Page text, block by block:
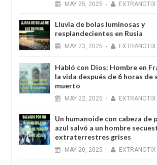
MAY 25, 2025 -
Lluvia de bolas luminosas y
resplandecientes en Rusia
MAY 23, 2025 -
Habló con Dios: Hombre en
la vida después de 6 horas de
muerto
MAY 22, 2025 -
Un humanoide con cabeza de
azul salvó a un hombre
extraterrestres grises
MAY 20, 2025 -